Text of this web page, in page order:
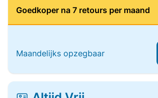
Goedkoper na 7 retours per maand
Maandelijks opzegbaar